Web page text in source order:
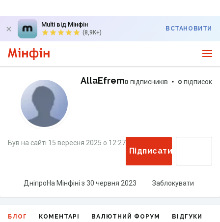
Multi від Мінфін
(8,9K+)
ВСТАНОВИТИ
AllaEfrem0 підписників 0 підписок
Був на сайті 15 вересня 2025 о 12:27
Підписатися
ДніпроНа Мінфіні з 30 червня 2023 Заблокувати
БЛОГ КОМЕНТАРІ ВАЛЮТНИЙ ФОРУМ ВІДГУКИ